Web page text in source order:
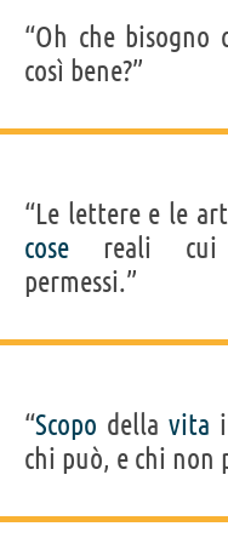
“Oh che bisogno
così bene?”
“Le lettere e le
cose reali cui
permessi.”
“Scopo della vita
chi può, e chi non